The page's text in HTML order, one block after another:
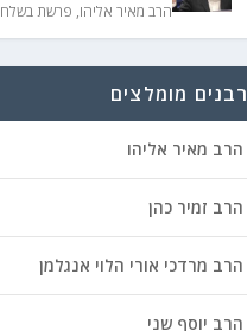
הרב מאיר אליהו, פרשת בשלח
רבנים מומלצים
הרב מאיר אליהו
הרב זמיר כהן
הרב מרדכי אורי הלוי אנגלמן
הרב יוסף שני